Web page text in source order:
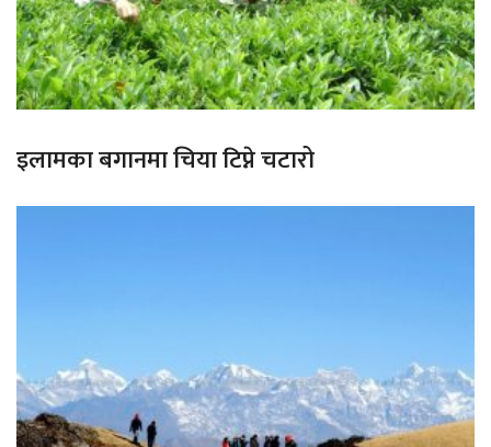
इलामका बगानमा चिया टिप्ने चटारो